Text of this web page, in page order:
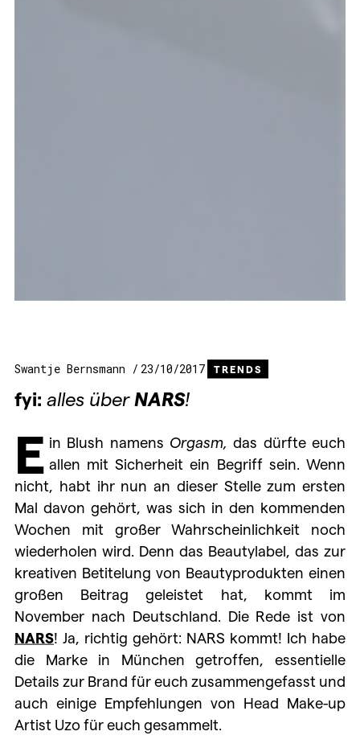
Swantje Bernsmann 23/10/2017 TRENDS
fyi: alles überNARS!
E in Blush namens Orgasm, das dürfte euch
allen mit Sicherheit ein Begriff sein. Wenn
nicht, habt ihr nun an dieser Stelle zum ersten
Mal davon gehört, was sich in den kommenden
Wochen mit großer Wahrscheinlichkeit noch
wiederholen wird. Denn das Beautylabel, das zur
kreativen Betitelung von Beautyprodukten einen
großen Beitrag geleistet hat, kommt im
November nach Deutschland. Die Rede ist von
NARS! Ja, richtig gehört: NARS kommt! Ich habe
die Marke in München getroffen, essentielle
Details zur Brand für euch zusammengefasst und
auch einige Empfehlungen von Head Make-up
Artist Uzo für euch gesammelt.